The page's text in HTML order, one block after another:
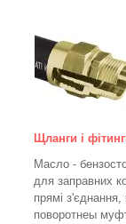
Щланги і
Масло -
для заправних
прямі
поворотнеы